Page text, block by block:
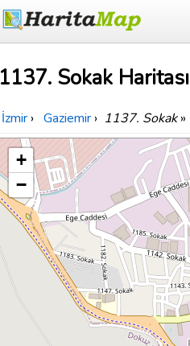
1137. Sokak Haritası
İzmir › Gaziemir › 1137. Sokak»
+
−